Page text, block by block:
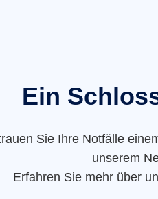
Ein
Sie Ihre Notfälle
unserem
Erfahren Sie mehr über